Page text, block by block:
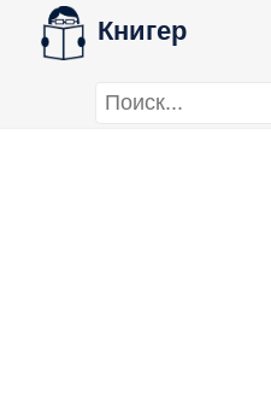
Книгер